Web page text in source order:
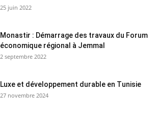
25 juin 2022
Monastir : Démarrage des travaux du Forum
économique régional à Jemmal
2 septembre 2022
Luxe et développement durable en Tunisie
27 novembre 2024